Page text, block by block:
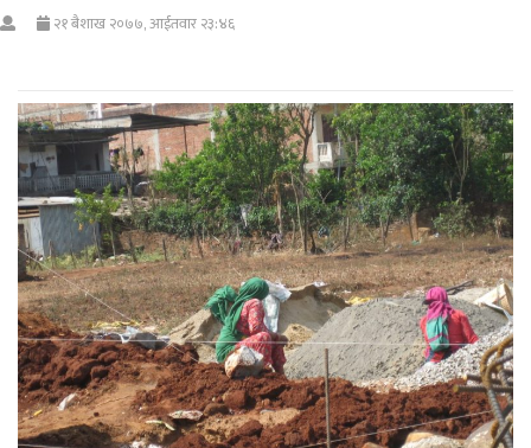
२१ बैशाख २०७७, आईतवार २३:४६